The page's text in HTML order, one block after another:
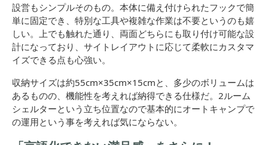
設営もシンプルそのもの。本体に備え付けられたフックで簡
単に固定でき、特別な工具や複雑な作業は不要というのも嬉
しい。上でも触れた通り、両面どちらにも取り付け可能な設
計になっており、サイトレイアウトに応じて柔軟にカスタマ
イズできる点も心強い。
収納サイズは約55cm×35cm×15cmと、多少のボリュームは
あるものの、機能性を考えれば納得できる仕様だ。2ルーム
シェルターという立ち位置なので基本的にオートキャンプで
の運用という事を考えれば気にならない。